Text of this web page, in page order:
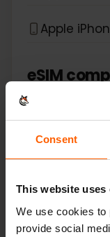
Consent
This website uses
We use cookies to
provide social
Apple
eSIM
Apple iPad
Apple